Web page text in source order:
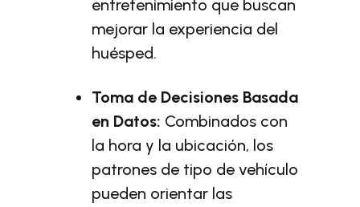
entretenimiento que buscan
mejorar la experiencia del
huésped.
Toma de Decisiones Basada
en Datos: Combinados con
la hora y la ubicación, los
patrones de tipo de vehículo
pueden orientar las